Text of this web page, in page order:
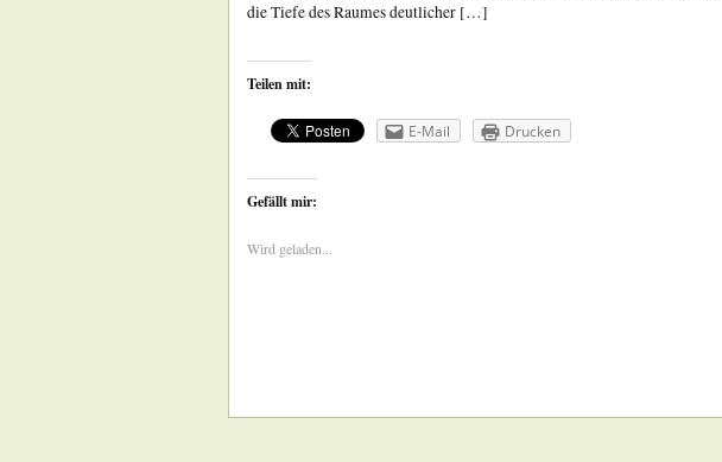
die Tiefe des Raumes deutlicher […]
Teilen mit:
E-Mail Drucken
Gefällt mir:
Wird geladen...